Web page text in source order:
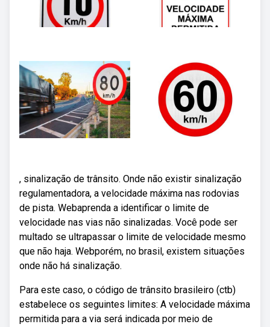
, sinalização de trânsito. Onde não existir sinalização
regulamentadora, a velocidade máxima nas rodovias
de pista. Webaprenda a identificar o limite de
velocidade nas vias não sinalizadas. Você pode ser
multado se ultrapassar o limite de velocidade mesmo
que não haja. Webporém, no brasil, existem situações
onde não há sinalização.
Para este caso, o código de trânsito brasileiro (ctb)
estabelece os seguintes limites: A velocidade máxima
permitida para a via será indicada por meio de